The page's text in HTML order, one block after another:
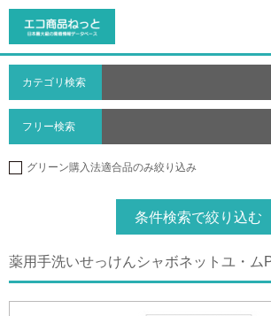
カテゴリ検索
フリー検索
グリーン購入法適合品のみ絞り込み
条件検索で絞り込む
薬用手洗いせっけんシャボネットユ・ム